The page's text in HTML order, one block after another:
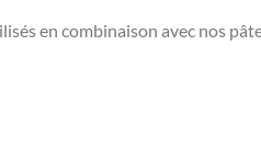
en combinaison avec nos